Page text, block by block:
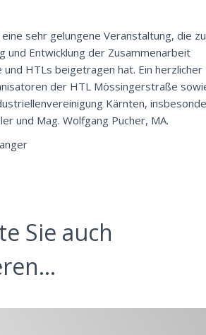
sehr gelungene Veranstaltung, die
und Entwicklung der Zusammenarbeit
und HTLs beigetragen hat. Ein herzlicher
der HTL Mössingerstraße
Kärnten,
und Mag. Wolfgang Pucher, MA.
Sie auch